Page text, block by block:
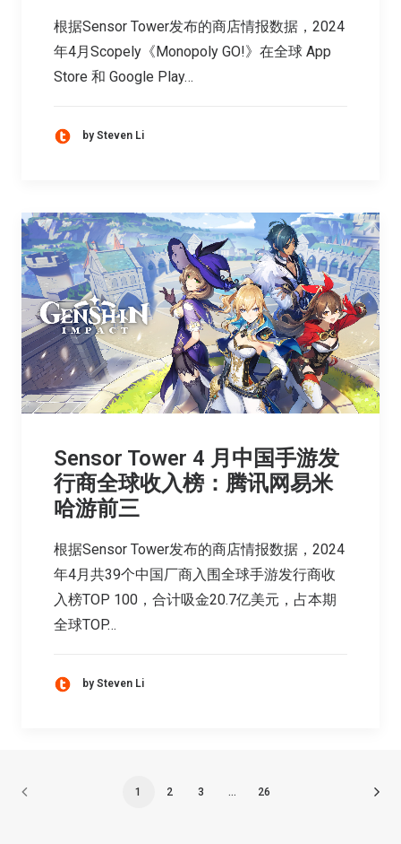
根据Sensor Tower发布的商店情报数据，2024
年4月Scopely《Monopoly GO!》在全球 App
Store 和 Google Play…
by Steven Li
Sensor Tower 4 月中国手游发
行商全球收入榜：腾讯网易米
哈游前三
根据Sensor Tower发布的商店情报数据，2024
年4月共39个中国厂商入围全球手游发行商收
入榜TOP 100，合计吸金20.7亿美元，占本期
全球TOP…
by Steven Li
1 2 3 … 26